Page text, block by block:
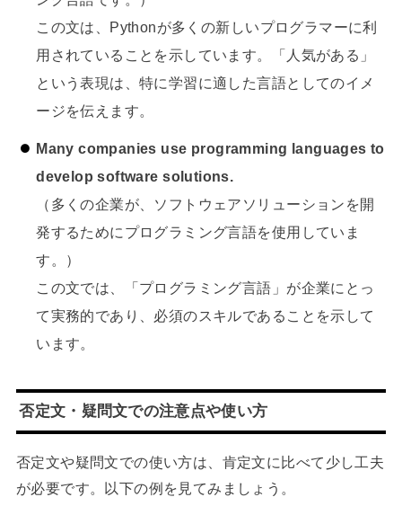
この文は、Pythonが多くの新しいプログラマーに利
用されていることを示しています。「人気がある」
という表現は、特に学習に適した言語としてのイメ
ージを伝えます。
Many companies use programming languages to
develop software solutions.
（多くの企業が、ソフトウェアソリューションを開
発するためにプログラミング言語を使用していま
す。）
この文では、「プログラミング言語」が企業にとっ
て実務的であり、必須のスキルであることを示して
います。
否定文・疑問文での注意点や使い方
否定文や疑問文での使い方は、肯定文に比べて少し工夫
が必要です。以下の例を見てみましょう。